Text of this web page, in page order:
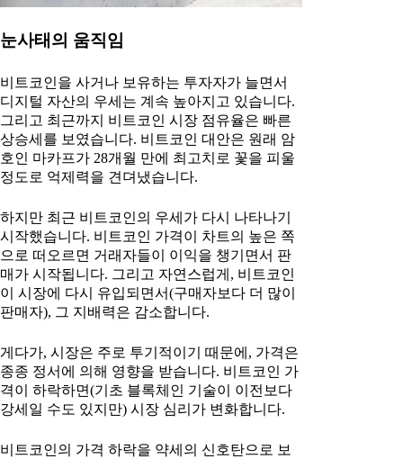
눈사태의 움직임
비트코인을 사거나 보유하는 투자자가 늘면서
디지털 자산의 우세는 계속 높아지고 있습니다.
그리고 최근까지 비트코인 시장 점유율은 빠른
상승세를 보였습니다. 비트코인 대안은 원래 암
호인 마카프가 28개월 만에 최고치로 꽃을 피울
정도로 억제력을 견뎌냈습니다.
하지만 최근 비트코인의 우세가 다시 나타나기
시작했습니다. 비트코인 가격이 차트의 높은 쪽
으로 떠오르면 거래자들이 이익을 챙기면서 판
매가 시작됩니다. 그리고 자연스럽게, 비트코인
이 시장에 다시 유입되면서(구매자보다 더 많이
판매자), 그 지배력은 감소합니다.
게다가, 시장은 주로 투기적이기 때문에, 가격은
종종 정서에 의해 영향을 받습니다. 비트코인 가
격이 하락하면(기초 블록체인 기술이 이전보다
강세일 수도 있지만) 시장 심리가 변화합니다.
비트코인의 가격 하락을 약세의 신호탄으로 보